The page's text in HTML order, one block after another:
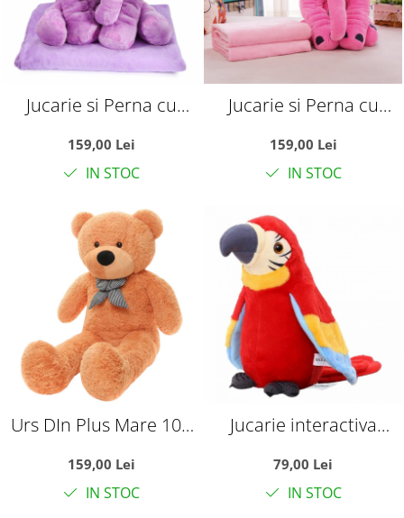
Jucarie si Perna cu
Elefantul Puffy Mov
159,00 Lei
IN STOC
Jucarie si Perna cu
Elefantul Puffy Roz
159,00 Lei
IN STOC
Urs DIn Plus Mare 100
159,00 Lei
IN STOC
Jucarie interactiva
79,00 Lei
IN STOC